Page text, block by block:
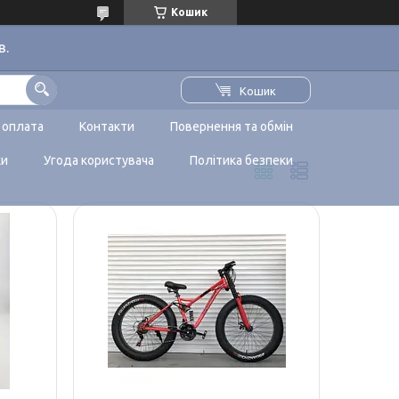
Кошик
Кошик
Контакти Повернення та обмін
Угода користувача Політика безпеки